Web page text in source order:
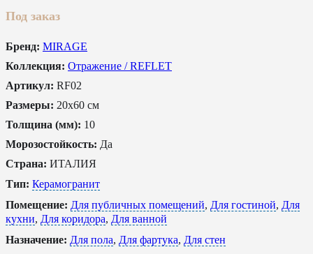
Под заказ
Бренд: MIRAGE
Коллекция: Отражение / REFLET
Артикул: RF02
Размеры: 20x60 см
Толщина (мм): 10
Морозостойкость: Да
Страна: ИТАЛИЯ
Тип: Керамогранит
Помещение: Для публичных помещений, Для гостиной, Для
кухни, Для коридора, Для ванной
Назначение: Для пола, Для фартука, Для стен